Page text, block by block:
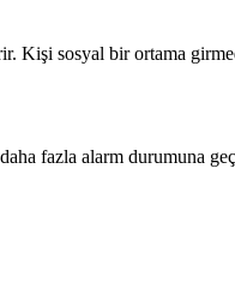
Kişi sosyal bir ortama
fazla alarm durumuna